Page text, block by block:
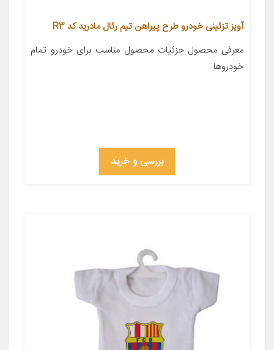
آویز تزئینی خودرو طرح پیراهن تیم رئال مادرید کد R3
معرفی محصول جزئیات محصول مناسب برای خودرو تمام
خودروها
بررسی و خرید